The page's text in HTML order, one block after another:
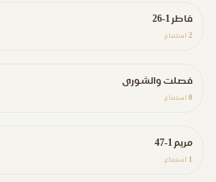
فاطر 1-26
2 استماع
فصلت والشورى
0 استماع
مريم 1-47
1 استماع